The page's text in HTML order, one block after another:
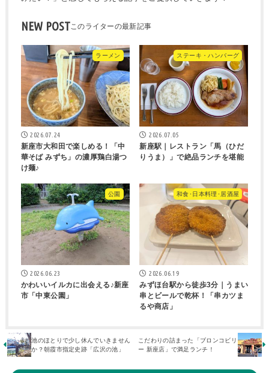
NEW POST
ラーメン
2026.07.24
新座市大和田で楽しめる！「中
華そば みずち」の濃厚鶏白湯つ
け麺♪
ステーキ・ハンバーグ
2026.07.05
新座駅｜レストラン「馬（ひだ
りうま）」で絶品ランチを堪能
公園
2026.06.23
かわいいイルカに出会える♪新座
市「中東公園」
和食･日本料理･居酒屋
2026.06.19
みずほ台駅から徒歩3分｜うまい
串とビールで乾杯！「串カツま
るや商店」
池のほとりで少し休んでいきません
か？朝霞市指定史跡「広沢の池」
こだわりの詰まった「ブロンコビリ
ー 新座店」で満足ランチ！